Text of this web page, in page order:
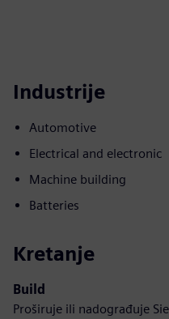
Industrije
Automotive
Electrical and electronic
Machine building
Batteries
Kretanje
Build
Proširuje ili nadograđuje